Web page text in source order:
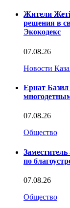
Жители
решения в
Экокодекс
07.08.26
Новости
Ернат
07.08.26
Общество
по
07.08.26
Общество